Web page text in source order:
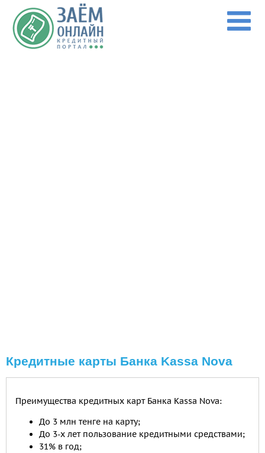
Перейти к основному содержанию
Кредитные карты Банка Kassa Nova
Преимущества кредитных карт Банка Kassa Nova:
До 3 млн тенге на карту;
До 3-х лет пользование кредитными средствами;
31% в год;